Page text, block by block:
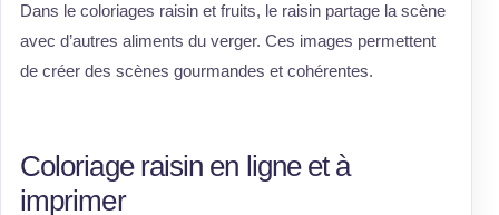
Dans le coloriages raisin et fruits, le raisin partage la scène
avec d’autres aliments du verger. Ces images permettent
de créer des scènes gourmandes et cohérentes.
Coloriage raisin en ligne et à
imprimer